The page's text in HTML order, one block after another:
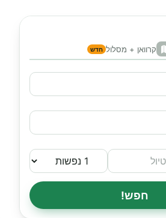
קרוואן + מסלול חדש
חפש!